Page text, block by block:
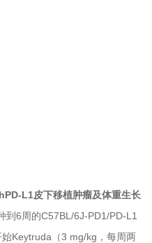
L1皮下移植肿瘤及体重生长
到6周的C57BL/6J-PD1/PD-L1
Keytruda（3 mg/kg，每周两